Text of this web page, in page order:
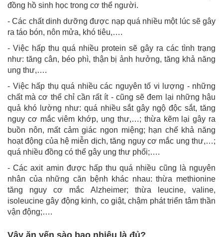
đồng hồ sinh học trong cơ thể người.
- Các chất dinh dưỡng được nạp quá nhiều một lúc sẽ gây
ra táo bón, nôn mửa, khó tiêu,….
- Việc hấp thu quá nhiều protein sẽ gây ra các tình trạng
như: tăng cân, béo phì, thận bị ảnh hưởng, tăng khả năng
ung thư,….
- Việc hấp thụ quá nhiều các nguyên tố vi lượng - những
chất mà cơ thể chỉ cần rất ít - cũng sẽ đem lại những hậu
quả khó lường như: quá nhiều sắt gây ngộ độc sắt, tăng
nguy cơ mắc viêm khớp, ung thư,…; thừa kẽm lại gây ra
buồn nôn, mất cảm giác ngon miệng; hạn chế khả năng
hoạt động của hệ miễn dịch, tăng nguy cơ mắc ung thư,…;
quá nhiều đồng có thể gây ung thư phổi;….
- Các axit amin được hấp thu quá nhiều cũng là nguyên
nhân của những căn bệnh khác nhau: thừa methionine
tăng nguy cơ mắc Alzheimer; thừa leucine, valine,
isoleucine gây động kinh, co giật, chậm phát triển tâm thần
vận động;….
Vậy ăn yến sào bao nhiêu là đủ?